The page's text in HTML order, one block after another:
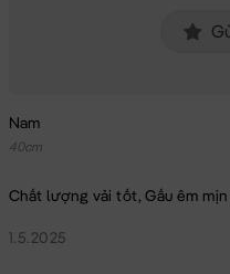
Nam
40cm
Chất lượng vải tốt, Gấu êm mịn
1.5.2025